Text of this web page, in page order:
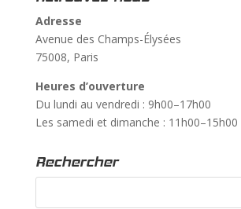
Adresse
Avenue des Champs-Élysées
75008, Paris
Heures d’ouverture
Du lundi au vendredi : 9h00–17h00
Les samedi et dimanche : 11h00–15h00
Rechercher